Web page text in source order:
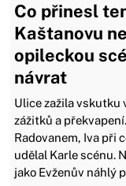
Co přinesl
Kaštanovu
opileckou
návrat
Ulice zažila vskutku
zážitků a
Radovanem, Iva při
udělal Karle scénu.
jako Evženův náhlý